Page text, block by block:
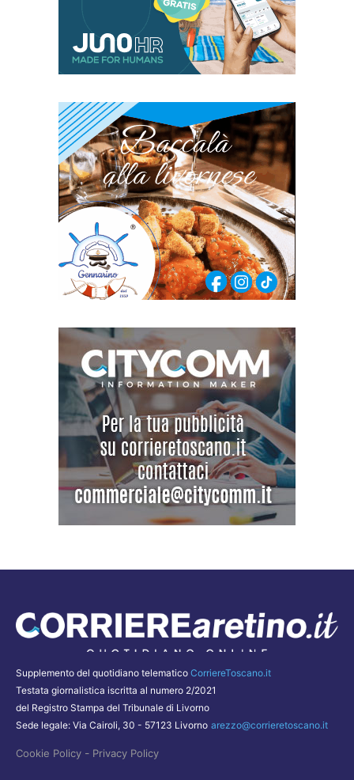
Supplemento del quotidiano telematico CorriereToscano.it
Testata giornalistica iscritta al numero 2/2021
del Registro Stampa del Tribunale di Livorno
Sede legale: Via Cairoli, 30 - 57123 Livorno arezzo@corrieretoscano.it
Cookie Policy - Privacy Policy